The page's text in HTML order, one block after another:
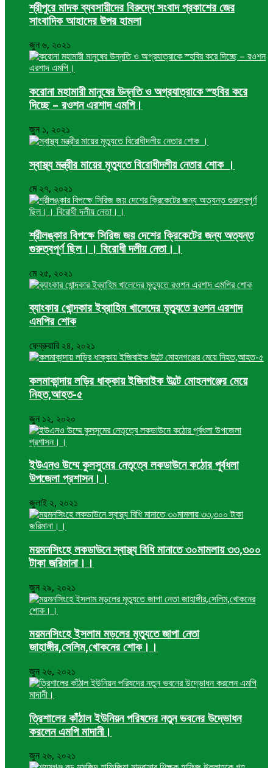
শ্রীপুরে মাদক ব্যবসায়ীদের বিরুদ্ধে সংবাদ প্রকাশের জের
সাংবাদিক আহাদের উপর হামলা
জুন ৬, ২০২১
করোনা মহামারী মানুষের উন্নতি ও অগ্রযাত্রাকে স্হবির করে
দিচ্ছে – রওশন এরশাদ এমপি।
জুন ১, ২০২১
স্বাস্থ্য মন্ত্রীর মায়ের মৃত্যুতে বিরোধীদলীয় নেতার শোক ।
মে ২৭, ২০২১
শ্রীলঙ্কার বিপক্ষে সিরিজ জয় দেশের ক্রিকেটের জন্য অত্যন্ত
গুরুত্বপূর্ণ ছিল।। বিরোধী দলীয় নেতা।।
মে ২৫, ২০২১
ব্যাংকার খোন্দকার ইব্রাহিম খালেদের মৃত্যুতে রওশন এরশাদ
এমপির শোক
ফেব্রুয়ারি ২৪, ২০২১
কলমাকান্দায় লড়ির ধাক্কায় ইজিবাইক উল্টে মোহনগঞ্জের মেয়ে
নিহত,আহত-৫
জুন ১২, ২০২০
ইউএনও উম্মে কুলসুমের নেতৃত্বে লকডাউনে কঠোর পূর্বধলা
উপজেলা প্রশাসন।।
জুলাই ২, ২০২১
ময়মনসিংহে লকডাউনে স্বাস্থ্য বিধি মানাতে ৩০মামলায় ৩৩,৩০০
টাকা জরিমানা।।
জুন ২৯, ২০২১
ময়মনসিংহে ইসলাম মড়লের মৃত্যুতে জাপা নেতা
জাহাঙ্গীর,সেলিম,খোকনের শোক।।
জুন ২৬, ২০২১
ত্রিশালের কাঁঠাল ইউনিয়ন পরিষদের নতুন ভবনের উদ্ভোধন
করলেন এমপি মাদানী।
জুন ২৬, ২০২১